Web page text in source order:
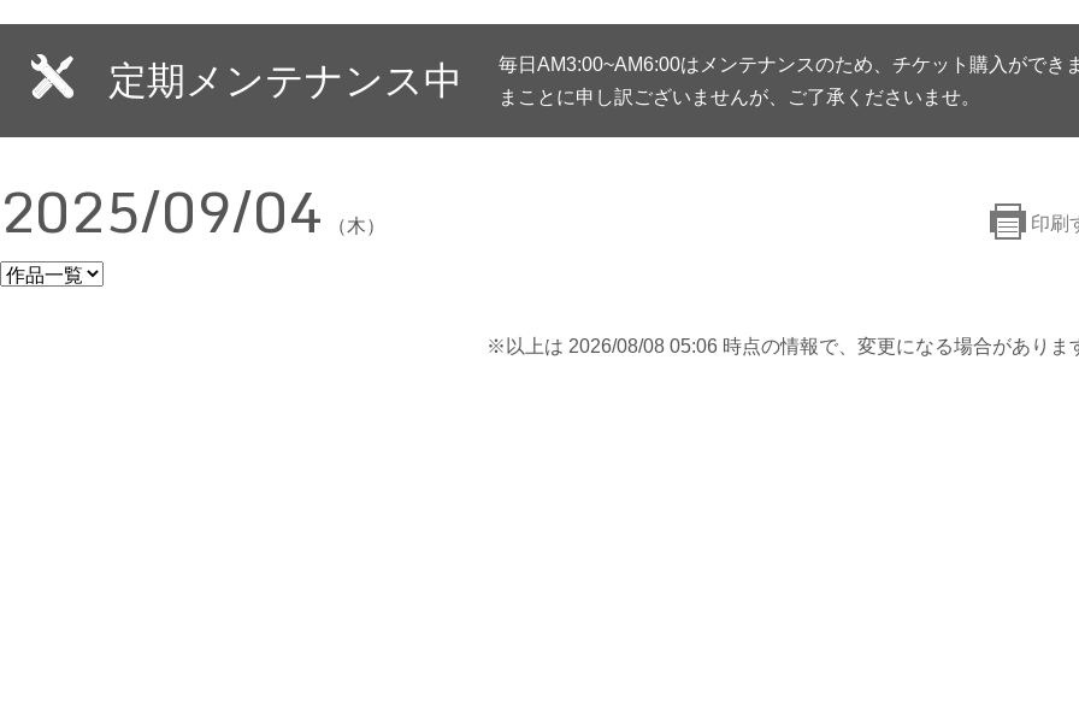
定期メンテナンス中
毎日AM3:00~AM6:00はメンテナンスのため、チケット購入ができ
まことに申し訳ございませんが、ご了承くださいませ。
印刷
2025/09/04 （木）
※以上は 2026/08/08 05:06 時点の情報で、変更になる場合がありま